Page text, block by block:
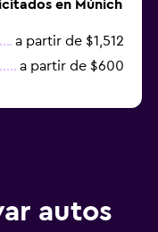
en Múnich
a partir de $1,512
a partir de $600
autos